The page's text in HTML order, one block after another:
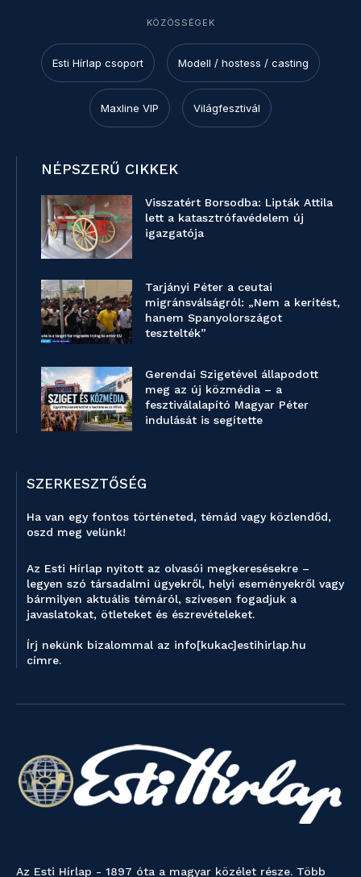
KÖZÖSSÉGEK
Esti Hírlap csoport Modell / hostess / casting
Maxline VIP Világfesztivál
NÉPSZERŰ CIKKEK
Visszatért Borsodba: Lipták Attila
lett a katasztrófavédelem új
igazgatója
Tarjányi Péter a ceutai
migránsválságról: „Nem a kerítést,
hanem Spanyolországot
tesztelték”
Gerendai Szigetével állapodott
meg az új közmédia – a
fesztiválalapító Magyar Péter
indulását is segítette
SZERKESZTŐSÉG
Ha van egy fontos történeted, témád vagy közlendőd,
oszd meg velünk!
Az Esti Hírlap nyitott az olvasói megkeresésekre –
legyen szó társadalmi ügyekről, helyi eseményekről vagy
bármilyen aktuális témáról, szívesen fogadjuk a
javaslatokat, ötleteket és észrevételeket.
Írj nekünk bizalommal az info[kukac]estihirlap.hu
címre.
Az Esti Hírlap - 1897 óta a magyar közélet része. Több